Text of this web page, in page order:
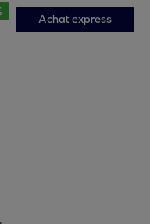
Achat express